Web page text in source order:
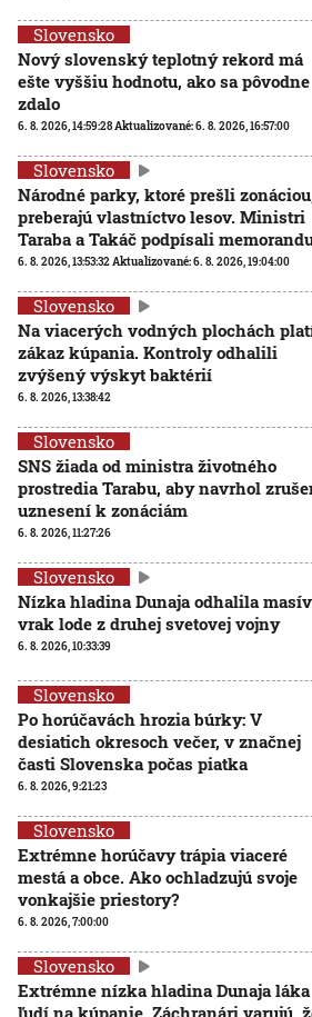
Slovensko
Nový slovenský teplotný rekord má
ešte vyššiu hodnotu, ako sa pôvodne
zdalo
6. 8. 2026, 14:59:28Aktualizované:6. 8. 2026, 16:57:00
Slovensko
Národné parky, ktoré prešli
preberajú vlastníctvo lesov. Ministri
Taraba a Takáč podpísali
6. 8. 2026, 13:53:32Aktualizované:6. 8. 2026, 19:04:00
Slovensko
Na viacerých vodných plochách
zákaz kúpania. Kontroly odhalili
zvýšený výskyt baktérií
6. 8. 2026, 13:38:42
Slovensko
SNS žiada od ministra životného
prostredia Tarabu, aby navrhol
uznesení k zonáciám
6. 8. 2026, 11:27:26
Slovensko
Nízka hladina Dunaja odhalila
vrak lode z druhej svetovej vojny
6. 8. 2026, 10:33:39
Slovensko
Po horúčavách hrozia búrky: V
desiatich okresoch večer, v značnej
časti Slovenska počas piatka
6. 8. 2026, 9:21:23
Slovensko
Extrémne horúčavy trápia viaceré
mestá a obce. Ako ochladzujú svoje
vonkajšie priestory?
6. 8. 2026, 7:00:00
Slovensko
Extrémne nízka hladina Dunaja láka